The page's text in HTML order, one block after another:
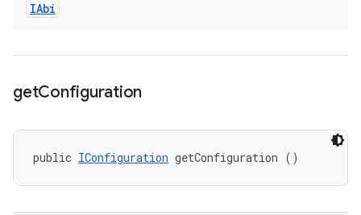
IAbi
getConfiguration
public IConfiguration getConfiguration ()